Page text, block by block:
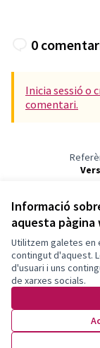
Informació
aquesta pàgina
Utilitzem galetes en
contingut d'aquest.
d'usuari i uns
de xarxes socials.
0
Inicia sessió o
comentari.
Termes i condicions
Configuració de les
Decidim Sant Feliu a
(Enllaç extern)
Decidim Sant
(Enllaç extern)
Decidim
(Enllaç
Triar la llenguaElegir